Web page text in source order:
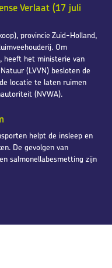
Verlaat (17 juli
provincie Zuid-Holland,
Om
heeft het ministerie van
(LVVN) besloten de
locatie te laten ruimen
(NVWA).
helpt de insleep en
De gevolgen van
salmonellabesmetting zijn